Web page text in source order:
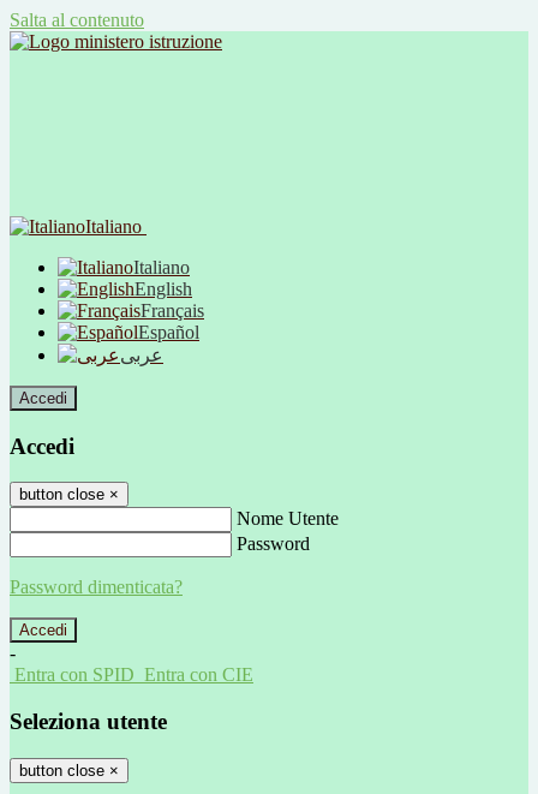
Salta al contenuto
Italiano
Italiano
English
Français
Español
عربى
Accedi
Accedi
button close ×
Nome Utente
Password
Password dimenticata?
-
Entra con SPID Entra con CIE
Seleziona utente
button close ×